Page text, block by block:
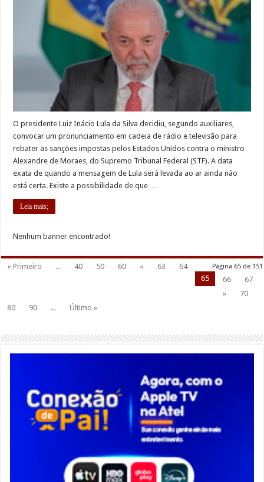
O presidente Luiz Inácio Lula da Silva decidiu, segundo auxiliares,
convocar um pronunciamento em cadeia de rádio e televisão para
rebater as sanções impostas pelos Estados Unidos contra o ministro
Alexandre de Moraes, do Supremo Tribunal Federal (STF). A data
exata de quando a mensagem de Lula será levada ao ar ainda não
está certa. Existe a possibilidade de que …
Leia mais;
Nenhum banner encontrado!
Página 65 de 151
« Primeiro ... 40 50 60 « 63
64
65
66
67
»
70
80
90 ... Último »